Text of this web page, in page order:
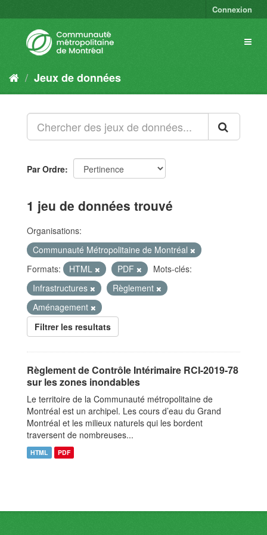
Connexion
Jeux de données
Par Ordre
1 jeu de données trouvé
Organisations:
Communauté Métropolitaine de Montréal
Formats:
HTML PDF
Mots-clés:
Infrastructures
Règlement
Aménagement
Filtrer les resultats
Règlement de Contrôle Intérimaire RCI-2019-78
sur les zones inondables
Le territoire de la Communauté métropolitaine de
Montréal est un archipel. Les cours d’eau du Grand
Montréal et les milieux naturels qui les bordent
traversent de nombreuses...
HTML PDF